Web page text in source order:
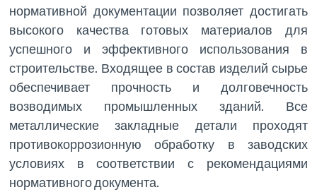
нормативной документации позволяет достигать
высокого качества готовых материалов для
успешного и эффективного использования в
строительстве. Входящее в состав изделий сырье
обеспечивает прочность и долговечность
возводимых промышленных зданий. Все
металлические закладные детали проходят
противокоррозионную обработку в заводских
условиях в соответствии с рекомендациями
нормативного документа.